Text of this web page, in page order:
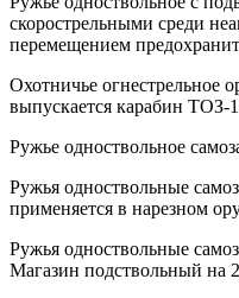
скорострельными среди
перемещением
Охотничье огнестрельное
выпускается карабин ТОЗ-
Ружье одноствольное
Ружья одноствольные
применяется в нарезном
Ружья одноствольные
Магазин подствольный на